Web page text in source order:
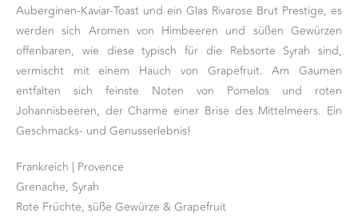
Auberginen-Kaviar-Toast und ein Glas Rivarose Brut Prestige, es
werden sich Aromen von Himbeeren und süßen Gewürzen
offenbaren, wie diese typisch für die Rebsorte Syrah sind,
vermischt mit einem Hauch von Grapefruit. Am Gaumen
entfalten sich feinste Noten von Pomelos und roten
Johannisbeeren, der Charme einer Brise des Mittelmeers. Ein
Geschmacks- und Genusserlebnis!
Frankreich | Provence
Grenache, Syrah
Rote Früchte, süße Gewürze & Grapefruit